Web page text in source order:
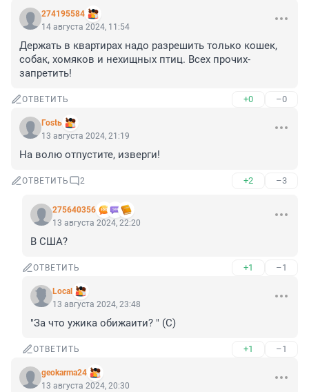
274195584
14 августа 2024, 11:54
Держать в квартирах надо разрешить только кошек,
собак, хомяков и нехищных птиц. Всех прочих-
запретить!
ОТВЕТИТЬ +0 –0
Гоstь
13 августа 2024, 21:19
На волю отпустите, изверги!
ОТВЕТИТЬ 2 +2 –3
275640356
13 августа 2024, 22:20
В США?
ОТВЕТИТЬ +1 –1
Local
13 августа 2024, 23:48
"За что ужика обижаити? " (С)
ОТВЕТИТЬ +1 –1
geokarma24
13 августа 2024, 20:30